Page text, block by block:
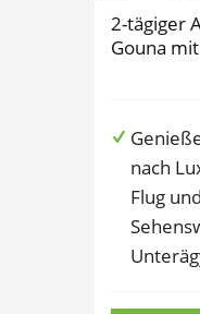
2-tägiger
Gouna
nach
Flug